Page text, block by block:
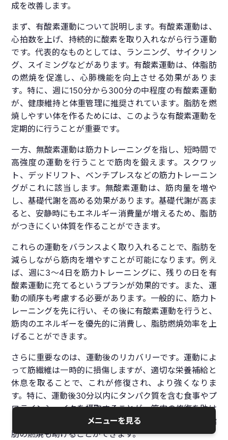
成を改善します。
まず、有酸素運動について説明します。有酸素運動は、
心拍数を上げ、持続的に酸素を取り入れながら行う運動
です。代表的なものとしては、ランニング、サイクリン
グ、スイミングなどがあります。有酸素運動は、体脂肪
の燃焼を促進し、心肺機能を向上させる効果がありま
す。特に、週に150分から300分の中程度の有酸素運動
が、健康維持と体重管理に推奨されています。脂肪を燃
焼しやすい体を作るためには、このような有酸素運動を
定期的に行うことが重要です。
一方、無酸素運動は筋力トレーニングを指し、短時間で
高強度の運動を行うことで筋肉を鍛えます。スクワッ
ト、デッドリフト、ベンチプレスなどの筋力トレーニン
グがこれに該当します。無酸素運動は、筋肉量を増や
し、基礎代謝を高める効果があります。基礎代謝が高ま
ると、安静時にもエネルギー消費量が増えるため、脂肪
がつきにくい体質を作ることができます。
これらの運動をバランスよく取り入れることで、脂肪を
減らしながら筋肉を増やすことが可能になります。例え
ば、週に3〜4日を筋力トレーニングに、残りの日を有
酸素運動に充てるというプランが効果的です。また、運
動の順序も考慮する必要があります。一般的に、筋力ト
レーニングを先に行い、その後に有酸素運動を行うと、
筋肉のエネルギーを優先的に消費し、脂肪燃焼効率を上
げることができます。
さらに重要なのは、運動後のリカバリーです。運動によ
って筋繊維は一時的に損傷しますが、適切な栄養補給と
休息を取ることで、これが修復され、より強くなりま
す。特に、運動後30分以内にタンパク質を含む食事やプ
ロテインシェイクを摂取することが、筋肉の修復を助け
ます。これにより、筋肉量の増加が促進され、同時に脂
肪の燃焼も助けることができます。
メニューを見る